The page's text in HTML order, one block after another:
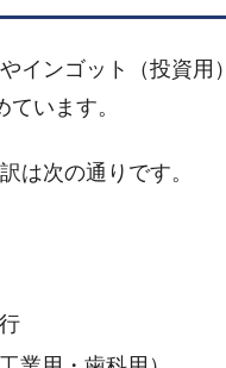
インゴット（投資
ています。
は次の通りです。